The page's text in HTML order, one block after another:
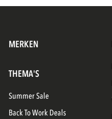
MERKEN
THEMA'S
Summer Sale
Back To Work Deals